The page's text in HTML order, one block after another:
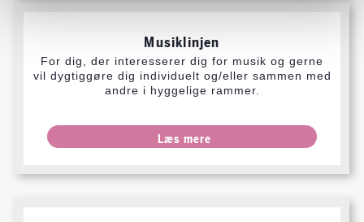
Musiklinjen
For dig, der interesserer dig for musik og gerne
vil dygtiggøre dig individuelt og/eller sammen med
andre i hyggelige rammer.
Læs mere